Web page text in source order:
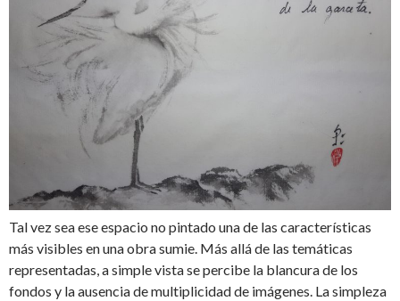
Tal vez sea ese espacio no pintado una de las características
más visibles en una obra sumie. Más allá de las temáticas
representadas, a simple vista se percibe la blancura de los
fondos y la ausencia de multiplicidad de imágenes. La simpleza